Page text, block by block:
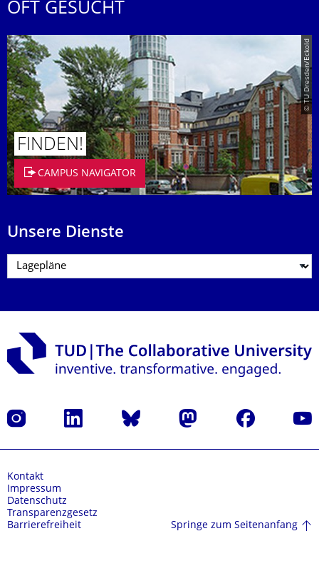
OFT GESUCHT
© TU Dresden/Eckold
FINDEN!
CAMPUS NAVIGATOR
Unsere Dienste
Instagram LinkedIn Bluesky Mastodon Facebook
Kontakt
Impressum
Datenschutz
Transparenzgesetz
Barrierefreiheit
Springe zum Seitenanfang